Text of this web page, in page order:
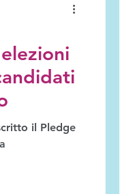
il Pledge